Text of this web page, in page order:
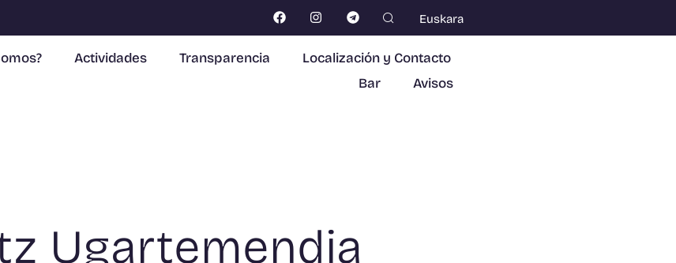
Euskara
Actividades Transparencia
Localización y Contacto
Bar
Avisos
Ugartemendia